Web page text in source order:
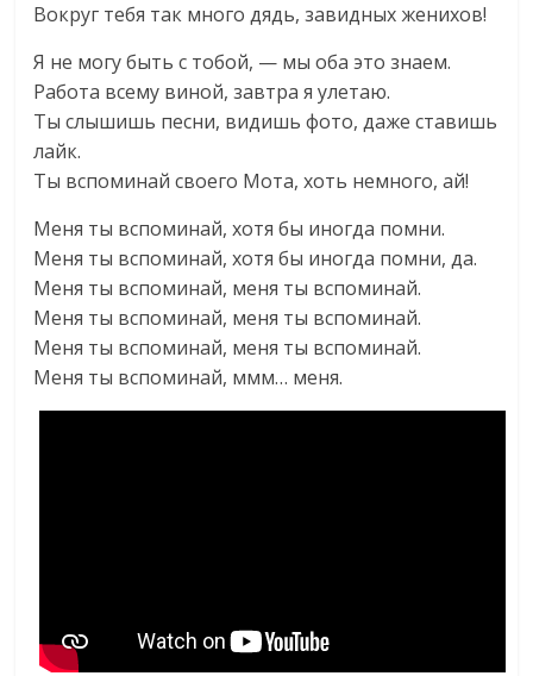
Вокруг тебя так много дядь, завидных женихов!
Я не могу быть с тобой, — мы оба это знаем.
Работа всему виной, завтра я улетаю.
Ты слышишь песни, видишь фото, даже ставишь
лайк.
Ты вспоминай своего Мота, хоть немного, ай!
Меня ты вспоминай, хотя бы иногда помни.
Меня ты вспоминай, хотя бы иногда помни, да.
Меня ты вспоминай, меня ты вспоминай.
Меня ты вспоминай, меня ты вспоминай.
Меня ты вспоминай, меня ты вспоминай.
Меня ты вспоминай, ммм… меня.